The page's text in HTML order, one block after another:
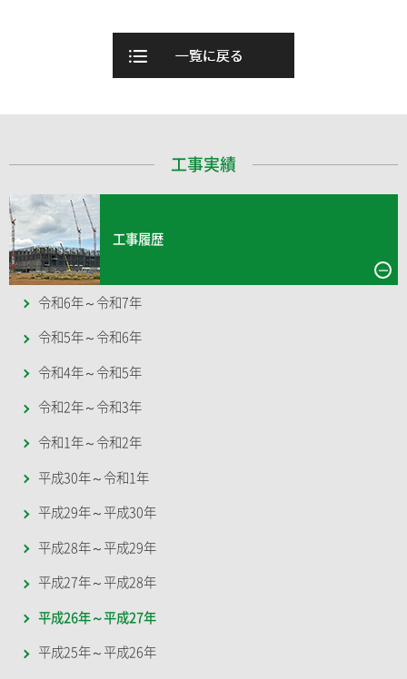
工事実績
工事履歴
令和6年～令和7年
令和5年～令和6年
令和4年～令和5年
令和2年～令和3年
令和1年～令和2年
平成30年～令和1年
平成29年～平成30年
平成28年～平成29年
平成27年～平成28年
平成26年～平成27年
平成25年～平成26年